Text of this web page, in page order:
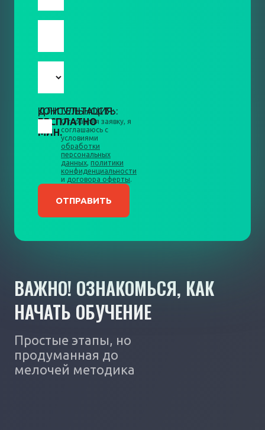
КОНСУЛЬТАЦИЯ:
БЕСПЛАТНО
ДЛИТЕЛЬНОСТЬ:
10
МИН.
Отправляя заявку, я
соглашаюсь с
условиями
обработки
персональных
данных, политики
конфиденциальности
и договора оферты.
ОТПРАВИТЬ
ВАЖНО! ОЗНАКОМЬСЯ, КАК
НАЧАТЬ ОБУЧЕНИЕ
Простые этапы, но
продуманная до
мелочей методика